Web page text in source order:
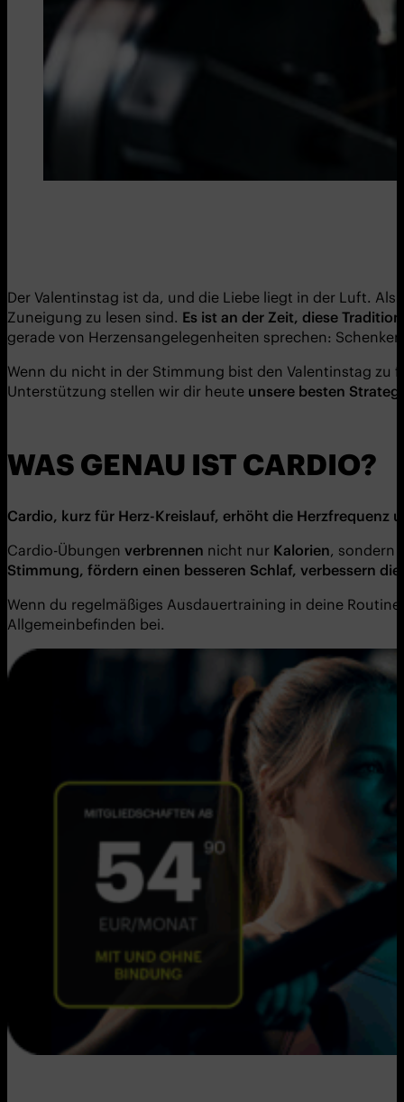
Der Valentinstag ist da, und die Liebe liegt in der Luft.
Zuneigung zu lesen sind. Es ist an der Zeit, diese
gerade von Herzensangelegenheiten sprechen:
Wenn du nicht in der Stimmung bist den Valentinstag
Unterstützung stellen wir dir heute unsere besten
WAS GENAU IST CARDIO?
Cardio, kurz für Herz-Kreislauf, erhöht die Herzfrequenz
Cardio-Übungen verbrennen nicht nur Kalorien, sondern
Stimmung, fördern einen besseren Schlaf, verbessern
Wenn du regelmäßiges Ausdauertraining in deine
Allgemeinbefinden bei.